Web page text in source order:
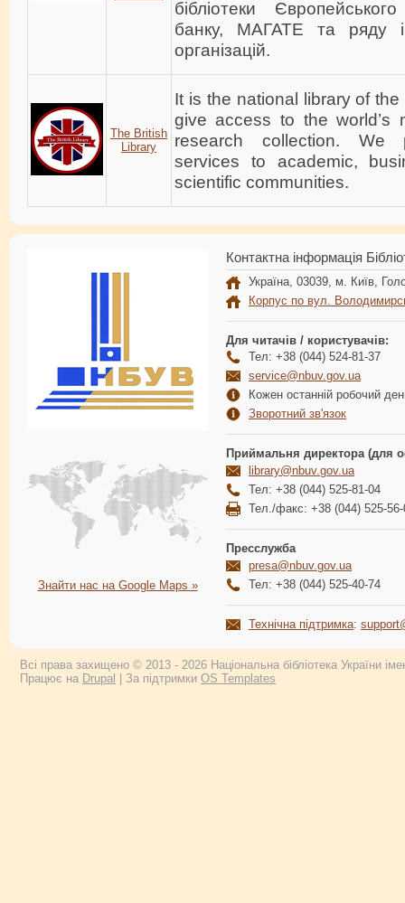
бібліотеки
банку, МАГАТЕ та ряду
організацій.
The British
Library
It is the national library of
give access to the world’s
research collection. We
services to academic,
scientific communities.
Знайти нас на Google Maps »
Контактна інформація
Україна, 03039, м. Київ,
Корпус по вул.
Для читачів / користувачів:
Тел: +38 (044) 524-81-37
service@nbuv.gov.ua
Кожен останній робочий
Зворотний зв'язок
Приймальня директора (для
library@nbuv.gov.ua
Тел: +38 (044) 525-81-04
Тел./факс: +38 (044) 525-56-
Пресслужба
presa@nbuv.gov.ua
Тел: +38 (044) 525-40-74
Технічна підтримка:
Всі права захищено © 2013 - 2026 Національна бібліотека України
Працює на Drupal | За підтримки OS Templates